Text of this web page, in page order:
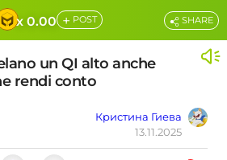
x 0.00 + POST
un QI alto anche
rendi conto
Кристина Гиева
13.11.2025
SHARE